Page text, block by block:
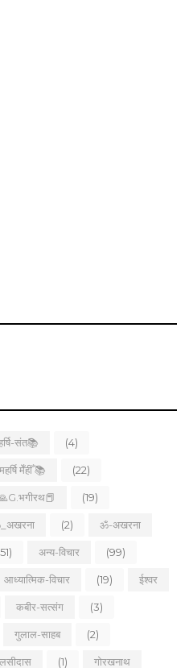
संत📚 (4)
मेँहीँ 📚 (22)
(19)
(2) ॐ-अखरना
अन्य-विचार (99)
आध्यात्मिक-विचार (19) ईश्वर
कबीर-सत्संग (3)
गुलाल-साहब (2)
(1) गोरखनाथ